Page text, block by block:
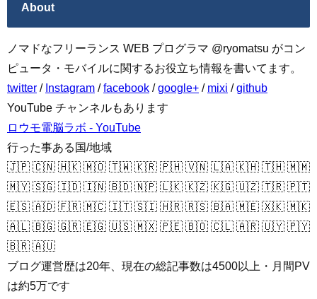
About
ノマドなフリーランス WEB プログラマ @ryomatsu がコン
ピュータ・モバイルに関するお役立ち情報を書いてます。
twitter / Instagram /facebook /google+ / mixi /github
YouTube チャンネルもあります
ロウモ電脳ラボ - YouTube
行った事ある国/地域
🇯🇵 🇨🇳 🇭🇰 🇲🇴 🇹🇼 🇰🇷 🇵🇭 🇻🇳 🇱🇦 🇰🇭 🇹🇭 🇲🇲
🇲🇾 🇸🇬 🇮🇩 🇮🇳 🇧🇩 🇳🇵 🇱🇰 🇰🇿 🇰🇬 🇺🇿 🇹🇷 🇵🇹
🇪🇸 🇦🇩 🇫🇷 🇲🇨 🇮🇹 🇸🇮 🇭🇷 🇷🇸 🇧🇦 🇲🇪 🇽🇰 🇲🇰
🇦🇱 🇧🇬 🇬🇷 🇪🇬 🇺🇸 🇲🇽 🇵🇪 🇧🇴 🇨🇱 🇦🇷 🇺🇾 🇵🇾
🇧🇷 🇦🇺
ブログ運営歴は20年、現在の総記事数は4500以上・月間PV
は約5万です